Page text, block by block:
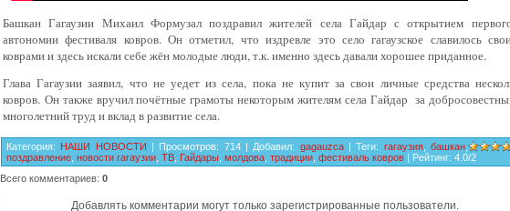
Башкан Гагаузии Михаил Формузал поздравил жителей села Гайдар с открытием
автономии фестиваля ковров. Он отметил, что издревле это село гагаузское славилось
коврами и здесь искали себе жён молодые люди, т.к. именно здесь давали хорошее приданное.
Глава Гагаузии заявил, что не уедет из села, пока не купит за свои личные средства
ковров. Он также вручил почётные грамоты некоторым жителям села Гайдар за
многолетний труд и вклад в развитие села.
Категория: НАШИ НОВОСТИ | Просмотров: 714| Добавил: gagauzca |Теги: гагаузия,башкан ,
поздравление новости гагаузии ТВ Гайдары молдова традиции фестиваль ковров | Рейтинг: 4.0/2
Всего комментариев: 0
Добавлять комментарии могут только зарегистрированные пользователи.